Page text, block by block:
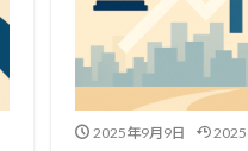
2025年9月9日